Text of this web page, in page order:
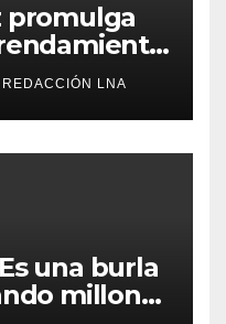
promulga
LNA
una burla
millones